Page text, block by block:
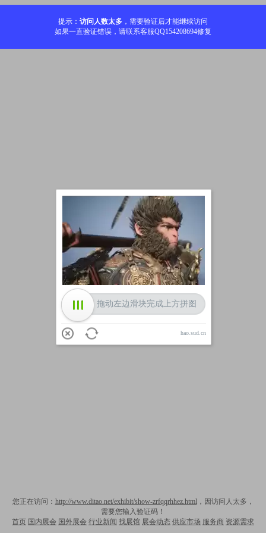
提示： 访问人数太多 ，需要验证后才能继续访问
如果一直验证错误，请联系客服QQ154208694修复
您正在访问： http://www.ditao.net/exhibit/show-zrfqqrhhez.html，因访问人太多，
需要您输入验证码！
首页 国内展会 国外展会 行业新闻 找展馆 展会动态 供应市场 服务商 资源需求
加载中
拖动左边滑块完成上方拼图
hao.sud.cn